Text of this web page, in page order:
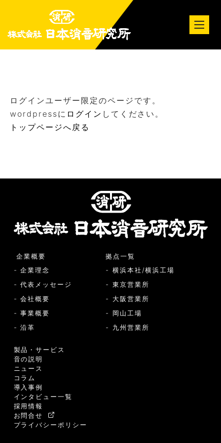
ログインユーザー限定のページです。
wordpressに ログイン してください。
トップページへ戻る
企業概要
- 企業理念
- 代表メッセージ
- 会社概要
- 事業概要
- 沿革
製品・サービス
音の説明
ニュース
コラム
導入事例
インタビュー一覧
採用情報
お問合せ
プライバシーポリシー
拠点一覧
- 横浜本社/横浜工場
- 東京営業所
- 大阪営業所
- 岡山工場
- 九州営業所